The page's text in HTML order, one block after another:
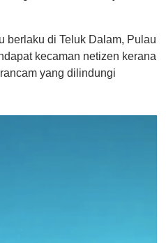
berlaku di Teluk Dalam, Pulau
kecaman netizen kerana
yang dilindungi